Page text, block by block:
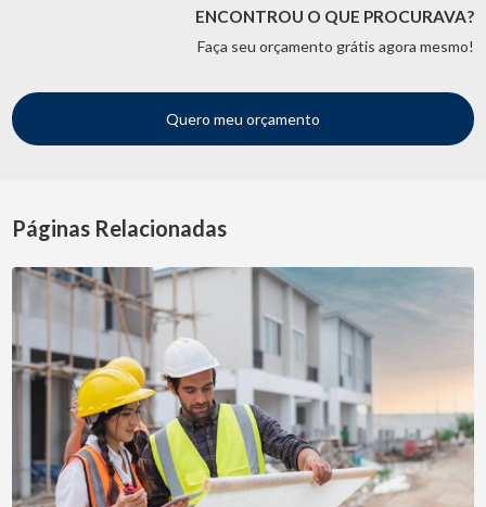
ENCONTROU O QUE PROCURAVA?
Faça seu orçamento grátis agora mesmo!
Quero meu orçamento
Páginas Relacionadas